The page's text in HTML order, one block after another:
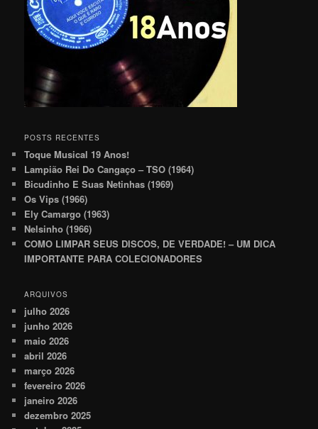
POSTS RECENTES
Toque Musical 19 Anos!
Lampião Rei Do Cangaço – TSO (1964)
Bicudinho E Suas Netinhas (1969)
Os Vips (1966)
Ely Camargo (1963)
Nelsinho (1966)
COMO LIMPAR SEUS DISCOS, DE VERDADE! – UM DICA
IMPORTANTE PARA COLECIONADORES
ARQUIVOS
julho 2026
junho 2026
maio 2026
abril 2026
março 2026
fevereiro 2026
janeiro 2026
dezembro 2025